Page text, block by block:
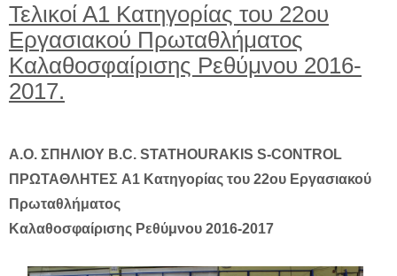
Τελικοί Α1 Κατηγορίας του 22ου
Εργασιακού Πρωταθλήματος
Καλαθοσφαίρισης Ρεθύμνου 2016-
2017.
Α.Ο. ΣΠΗΛΙΟΥ B.C. STATHOURAKIS S-CONTROL
ΠΡΩΤΑΘΛΗΤΕΣ Α1 Κατηγορίας του 22ου Εργασιακού
Πρωταθλήματος
Καλαθοσφαίρισης Ρεθύμνου 2016-2017